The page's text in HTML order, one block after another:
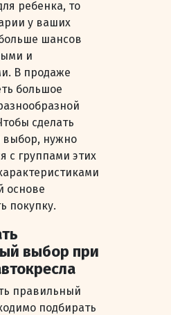
ребенка, то
у ваших
шансов
и
В продаже
большое
сделать
нужно
с группами этих
основе
покупку.
выбор при
правильный
подбирать